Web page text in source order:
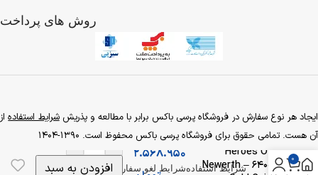
به
راه
فروشگاه
روش های پرداخت
ایجاد هر نوع سفارش در فروشگاه پرسی باکس برابر با مطالعه و پذریششرایط استفادهاز
آن هست. تمامی حقوق برای فروشگاه پرسی باکس محفوظ است. 1390-1404
شرایط استفادهشرایط لغو سفارشنکات مهم
0
Heroes Of
Newerth – 6400
2.568.950
-
+
افزودن به سبد